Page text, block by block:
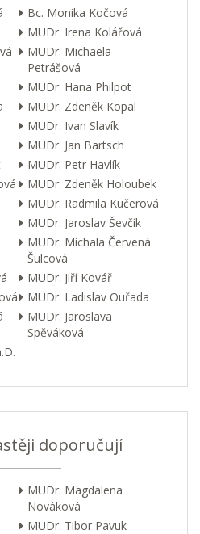
Bc. Monika Kočová
MUDr. Irena Kolářová
MUDr. Michaela
Petrášová
MUDr. Hana Philpot
MUDr. Zdeněk Kopal
MUDr. Ivan Slavík
MUDr. Jan Bartsch
MUDr. Petr Havlík
MUDr. Zdeněk Holoubek
MUDr. Radmila Kučerová
MUDr. Jaroslav Ševčík
MUDr. Michala Červená
Šulcová
MUDr. Jiří Kovář
MUDr. Ladislav Ouřada
MUDr. Jaroslava
Spěváková
doporučují
MUDr. Magdalena
Nováková
MUDr. Tibor Pavuk